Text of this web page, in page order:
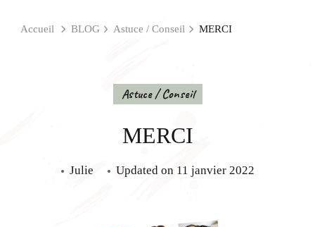
Accueil BLOG Astuce / Conseil MERCI
Astuce / Conseil
MERCI
Julie Updated on 11 janvier 2022